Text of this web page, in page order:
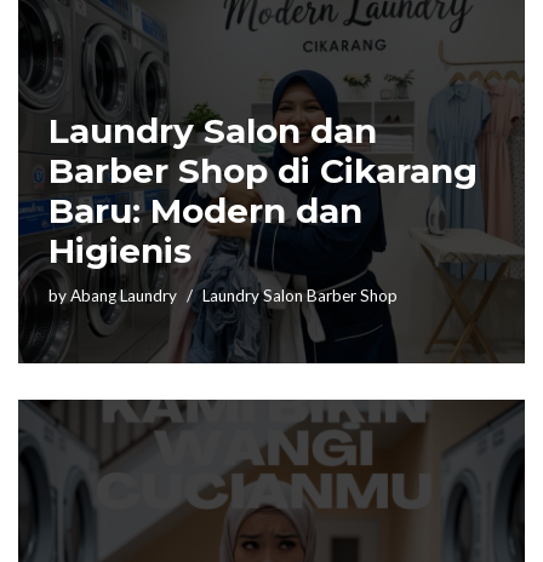
Laundry Salon dan
Barber Shop di Cikarang
Baru: Modern dan
Higienis
byAbang Laundry Laundry Salon Barber Shop